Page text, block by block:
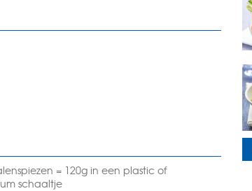
= 120g in een plastic of
schaaltje